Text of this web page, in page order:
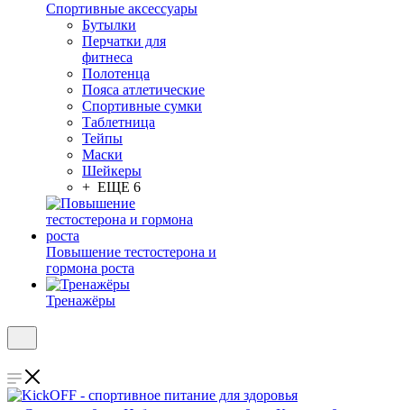
Спортивные аксессуары
Бутылки
Перчатки для
фитнеса
Полотенца
Пояса атлетические
Спортивные сумки
Таблетница
Тейпы
Маски
Шейкеры
+ ЕЩЕ 6
Повышение тестостерона и
гормона роста
Тренажёры